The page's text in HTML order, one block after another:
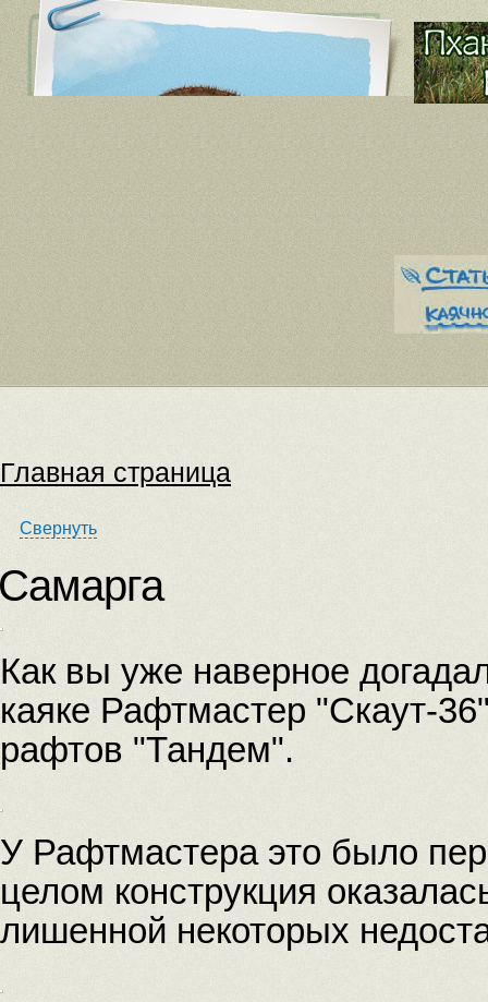
Главная страница
Свернуть
Как вы уже наверное
каяке Рафтмастер "Скаут-
рафтов "Тандем".
У Рафтмастера это было
целом конструкция
лишенной некоторых